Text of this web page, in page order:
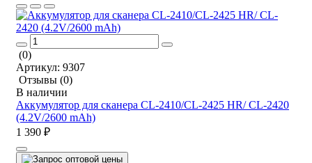
(0)
Артикул: 9307
Отзывы (0)
В наличии
Аккумулятор для сканера CL-2410/CL-2425 HR/ CL-2420
(4.2V/2600 mAh)
1 390 ₽